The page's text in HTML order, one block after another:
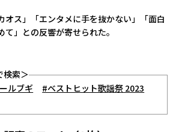
オス」「エンタメに手を抜かない」「面白
」との反響が寄せられた。
検索＞
ルブギ
#ベストヒット歌謡祭 2023